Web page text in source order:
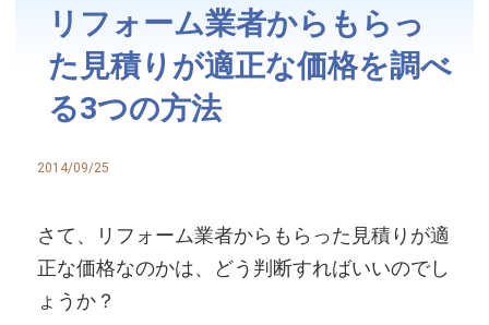
リフォーム業者からもらっ
た見積りが適正な価格を調べ
る3つの方法
2014/09/25
さて、リフォーム業者からもらった見積りが適
正な価格なのかは、どう判断すればいいのでし
ょうか？